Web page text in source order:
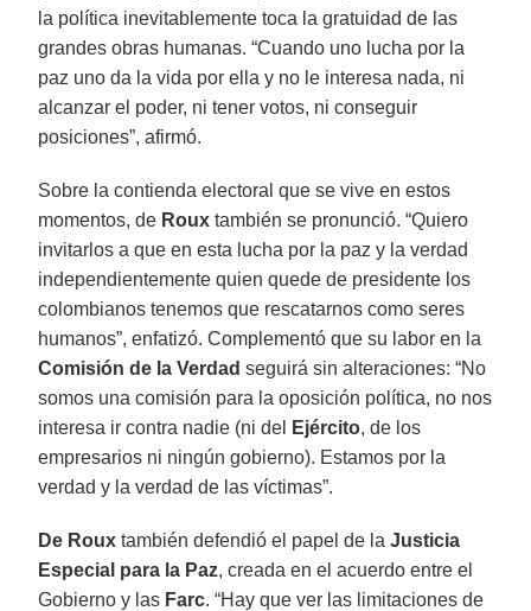
la política inevitablemente toca la gratuidad de las
grandes obras humanas. “Cuando uno lucha por la
paz uno da la vida por ella y no le interesa nada, ni
alcanzar el poder, ni tener votos, ni conseguir
posiciones”, afirmó.
Sobre la contienda electoral que se vive en estos
momentos, de Roux también se pronunció. “Quiero
invitarlos a que en esta lucha por la paz y la verdad
independientemente quien quede de presidente los
colombianos tenemos que rescatarnos como seres
humanos”, enfatizó. Complementó que su labor en la
Comisión de la Verdad seguirá sin alteraciones: “No
somos una comisión para la oposición política, no nos
interesa ir contra nadie (ni del
Ejército, de los
empresarios ni ningún gobierno). Estamos por la
verdad y la verdad de las víctimas”.
De Roux también defendió el papel de laJusticia
Especial para la Paz, creada en el acuerdo entre el
Gobierno y las Farc. “Hay que ver las limitaciones de